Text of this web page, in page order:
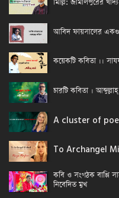
মিল্লি: জামালপুরের
আবিদ ফায়সালের
কয়েকটি কবিতা ।।
চারটি কবিতা ।
A cluster of
To Archangel
কবি ও সংগঠক বাপ্পি
নিবেদিত মুখ